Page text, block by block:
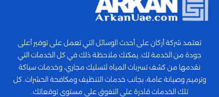
تعتمد شركة أركان على أحدث الوسائل التي تعمل على توفير أعلى
جودة من الخدمة لك. يمكنك ملاحظة ذلك في كل الخدمات التي
نقدمها من كشف تسربات المياه لتسليك مجاري، وخدمات سباكة
وترميم وصيانة عامة، بجانب خدمات التنظيف ومكافحة الحشرات. كل
تلك الخدمات قادرة على التفوق على مستوى توقعاتك.